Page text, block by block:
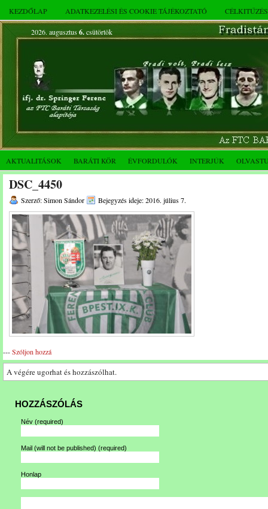
KEZDŐLAP ADATKEZELÉSI ÉS COOKIE TÁJÉKOZTATÓ
2026. augusztus 6.csütörtök
AKTUALITÁSOK BARÁTI KÖR ÉVFORDULÓK INTERJÚK
DSC_4450
Szerző: Simon Sándor Bejegyzés ideje: 2016. július 7.
---Szóljon hozzá
A végére ugorhat és hozzászólhat.
HOZZÁSZÓLÁS
Név (required)
Mail (will not be published) (required)
Honlap